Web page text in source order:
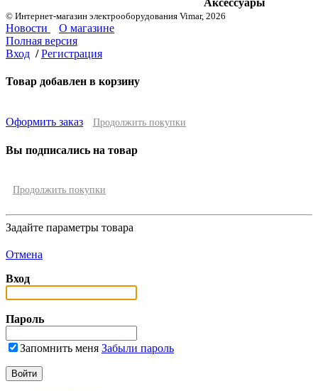
Аксессуары
© Интернет-магазин электрооборудования Vimar, 2026
Новости
О магазине
Полная версия
Вход / Регистрация
Товар добавлен в корзину
Оформить заказ Продолжить покупки
Вы подписались на товар
Продолжить покупки
Задайте параметры товара
Отмена
Вход
Пароль
Запомнить меня Забыли пароль